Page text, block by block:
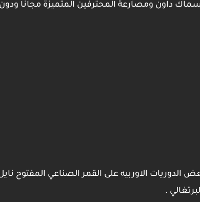
داون ومصارعة المحترفين المتميزة مجانا
الدوريات الاوربيه على القمر الصناعي المفتوح
.